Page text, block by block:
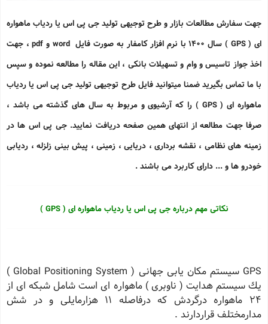
جهت سفارش مطالعات بازار و طرح توجیهی تولید جی پی اس یا ردیاب ماهواره
ای ( GPS ) سال 1400 با نرم افزار کامفار به صورت فایل word و pdf ، جهت
اخذ جواز تاسیس و وام و تسهیلات بانکی ، این مقاله را مطالعه نموده و سپس
با ما تماس بگیرید ضمنا میتوانید فایل طرح توجیهی تولید جی پی اس یا ردیاب
ماهواره ای ( GPS ) را که آرشیوی و مربوط به سال های گذشته می باشد ،
صرفا جهت مطالعه از انتهای همین صفحه دریافت نمایید. جی پی اس ها در
زمینه های نظامی ، نقشه برداری ، دریایی ، زمینی ، پیش بینی زلزله ، ردیابی
خودرو ها و ... دارای کاربرد می باشند .
نکاتی مهم درباره جی پی اس یا ردیاب ماهواره ای ( GPS )
GPS سیستم مكان یابی جهانی ( Global Positioning System )
یك سیستم هدایت ( ناوبری ) ماهواره ای است شامل شبكه ای از
24 ماهواره درگردش كه درفاصله 11 هزارمایلی و در شش
مدارمختلف قراردارند .